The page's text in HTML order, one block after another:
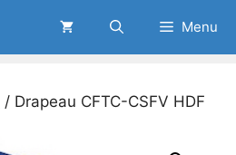
Menu
/ Drapeau CFTC-CSFV HDF